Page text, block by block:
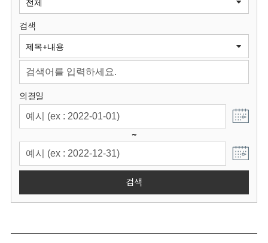
원
회
검색
의결일
~
검색